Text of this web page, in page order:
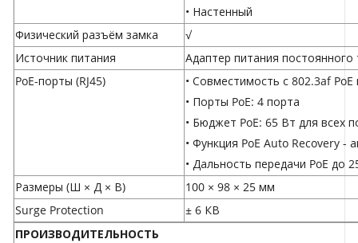
• Настенный
Физический разъём замка
√
Источник питания
Адаптер питания
PoE-порты (RJ45)
• Совместимость с 802.3af PoE
• Порты PoE: 4 порта
• Бюджет PoE: 65 Вт для всех
• Функция PoE Auto Recovery -
• Дальность передачи PoE до
Размеры (Ш × Д × В)
100 × 98 × 25 мм
Surge Protection
± 6 КВ
ПРОИЗВОДИТЕЛЬНОСТЬ